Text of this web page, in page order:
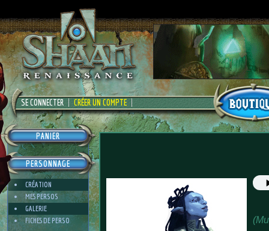
SE CONNECTER CRÉER UN COMPTE
PANIER
PERSONNAGE
CRÉATION
MES PERSOS
GALERIE
FICHES DE PERSO